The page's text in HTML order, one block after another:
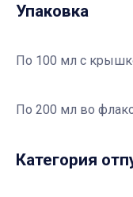
Упаковка
По 100 мл с
По 200 мл во
Категория